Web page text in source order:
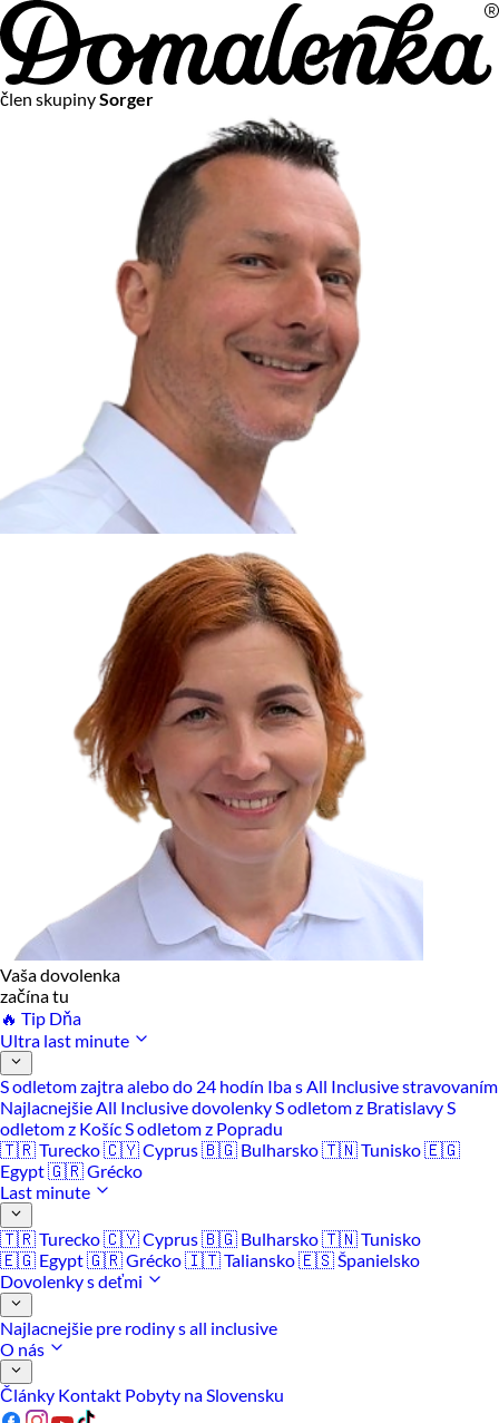
člen skupinySorger
Vaša dovolenka
začína tu
🔥 Tip Dňa
Ultra last minute
S odletom zajtra alebo do 24 hodín Iba s All Inclusive stravovaním
Najlacnejšie All Inclusive dovolenkyS odletom z BratislavyS
odletom z KošícS odletom z Popradu
🇹🇷 Turecko🇨🇾 Cyprus🇧🇬 Bulharsko🇹🇳 Tunisko🇪🇬
Egypt🇬🇷 Grécko
Last minute
🇹🇷 Turecko🇨🇾 Cyprus🇧🇬 Bulharsko🇹🇳 Tunisko
🇪🇬 Egypt🇬🇷 Grécko🇮🇹 Taliansko🇪🇸 Španielsko
Dovolenky s deťmi
Najlacnejšie pre rodiny s all inclusive
O nás
Články Kontakt Pobyty na Slovensku
Na vašom súkromí nám záleží
Chceme vám neustále poskytovať tie najlepšie služby.
Vzhľadom k platnej legislatíve od vás ale potrebujeme súhlas
s používaním súborov cookies.
Viac o personalizácii a meraní
Aby sme vedeli, čo sa deje na webových stránkach a aby sme
vám mohli prispôsobiť ponuky na mieru či reklamu,
používame cookies a taktiežslužby spoločnosti Google
Čo sú cookies?
Cookies sú malé textové súbory, ktoré môžu byť používané
webovými stránkami, aby zefektívnili používateľský zážitok.
Vďaka cookies vám môžeme ponúkať služby podľa toho, čo
naozaj hľadáte a chcete nájsť.
Kedykoľvek sa môžete slobodne rozhodnúť, ktoré typy
používania cookies chcete umožniť.
Zákon uvádza, že môžeme ukladať cookies na vašom
zariadení, pokiaľ sú nevyhnutne nutné pre prevádzku tejto
Cookies, ktoré používame
Technické a nevyhnutné cookies
Analytické a marketingové cookies
Reklamné úložisko
Reklamné používateľské dáta
Personalizácia reklám
Povoliť vybrané
Odmietnuť